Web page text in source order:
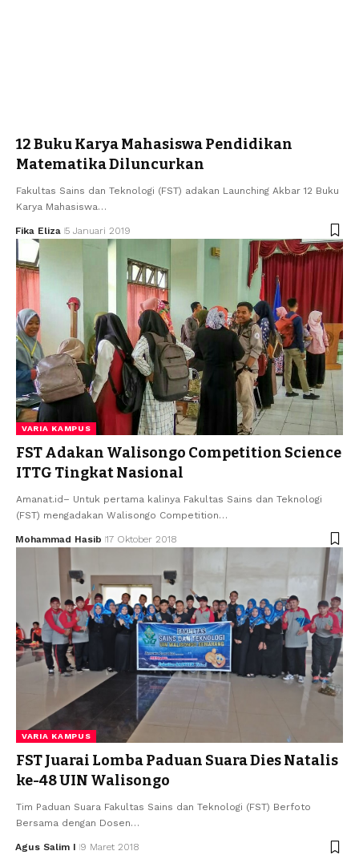
12 Buku Karya Mahasiswa Pendidikan
Matematika Diluncurkan
Fakultas Sains dan Teknologi (FST) adakan Launching Akbar 12 Buku
Karya Mahasiswa…
Fika Eliza 5 Januari 2019
VARIA KAMPUS
FST Adakan Walisongo Competition Science
ITTG Tingkat Nasional
Amanat.id– Untuk pertama kalinya Fakultas Sains dan Teknologi
(FST) mengadakan Walisongo Competition…
Mohammad Hasib 17 Oktober 2018
VARIA KAMPUS
FST Juarai Lomba Paduan Suara Dies Natalis
ke-48 UIN Walisongo
Tim Paduan Suara Fakultas Sains dan Teknologi (FST) Berfoto
Bersama dengan Dosen…
Agus Salim I 9 Maret 2018